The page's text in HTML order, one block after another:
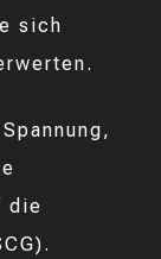
sich
die